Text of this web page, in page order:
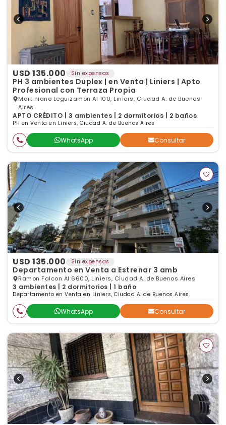
USD 135.000 Sin expensas
PH 3 ambientes Duplex | en Venta | Liniers | Apto
Profesional con Terraza Propia
Martiniano Leguizamón Al 100, Liniers, Ciudad A. de Buenos
Aires
APTO CRÉDITO | 3 ambientes | 2 dormitorios | 2 baños
PH en Venta en Liniers, Ciudad A. de Buenos Aires
WhatsApp Consultar
USD 135.000 Sin expensas
Departamento en Venta a Estrenar 3 amb
Ramon Falcon Al 6600, Liniers, Ciudad A. de Buenos Aires
3 ambientes | 2 dormitorios | 1 baño
Departamento en Venta en Liniers, Ciudad A. de Buenos Aires
WhatsApp Consultar